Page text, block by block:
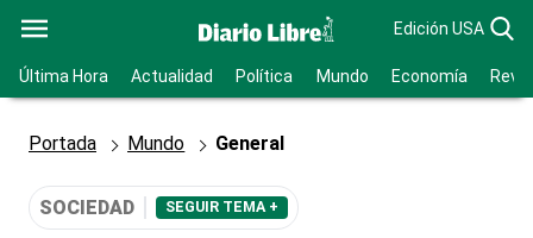
Edición USA
Última Hora Actualidad Política Mundo Economía
Portada Mundo General
SOCIEDAD SEGUIR TEMA +